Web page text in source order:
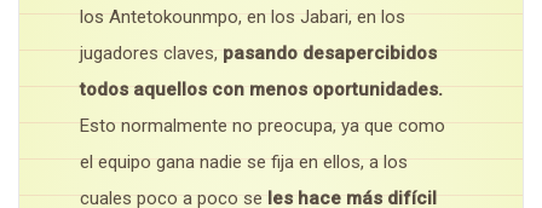
los Antetokounmpo, en los Jabari, en los
jugadores claves, pasando desapercibidos
todos aquellos con menos oportunidades.
Esto normalmente no preocupa, ya que como
el equipo gana nadie se fija en ellos, a los
cuales poco a poco se les hace más difícil